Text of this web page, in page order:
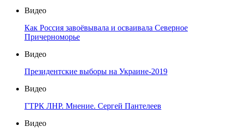
Видео
Как Россия завоёвывала и осваивала Северное
Причерноморье
Видео
Президентские выборы на Украине-2019
Видео
ГТРК ЛНР. Мнение. Сергей Пантелеев
Видео